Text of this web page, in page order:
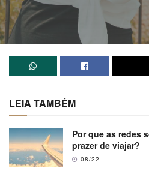
LEIA TAMBÉM
Por que as redes
prazer de viajar?
08/22